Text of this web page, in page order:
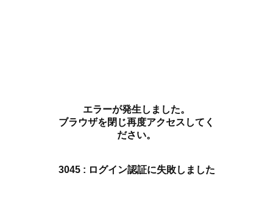
エラーが発生しました。
ブラウザを閉じ再度アクセスしてく
ださい。
3045 : ログイン認証に失敗しました